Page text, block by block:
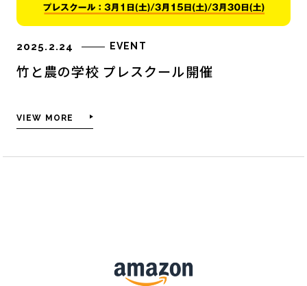
私たちについて
MISSION
HISTORY
筏チップを使う利点
他社製品との比較
2025.2.24 EVENT
竹と農の学校 プレスクール開催
VIEW MORE